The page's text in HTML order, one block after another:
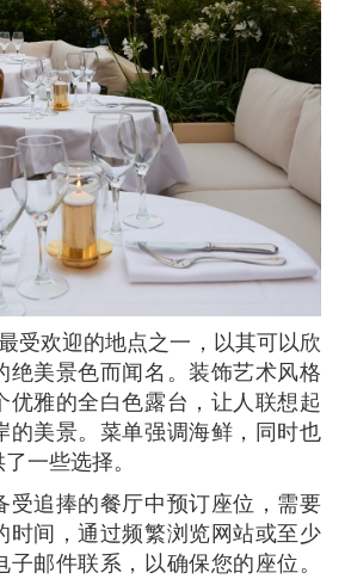
绝美景色而闻名。装饰艺术风格
优雅的全白色露台，让人联想起
的美景。菜单强调海鲜，同时也
一些选择。
时间，通过频繁浏览网站或至少
邮件联系，以确保您的座位。